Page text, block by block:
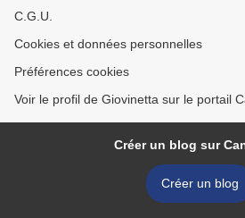
C.G.U.
Cookies et données personnelles
Préférences cookies
Voir le profil de Giovinetta sur le portail
Créer un blog sur
Créer un blog